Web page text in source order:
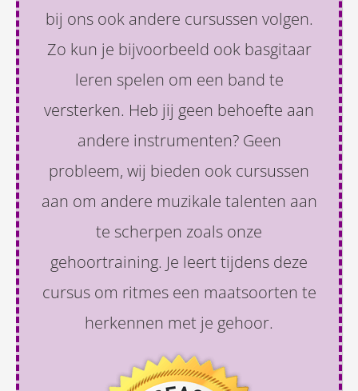
bij ons ook andere cursussen volgen.
Zo kun je bijvoorbeeld ook basgitaar
leren spelen om een band te
versterken. Heb jij geen behoefte aan
andere instrumenten? Geen
probleem, wij bieden ook cursussen
aan om andere muzikale talenten aan
te scherpen zoals onze
gehoortraining. Je leert tijdens deze
cursus om ritmes een maatsoorten te
herkennen met je gehoor.